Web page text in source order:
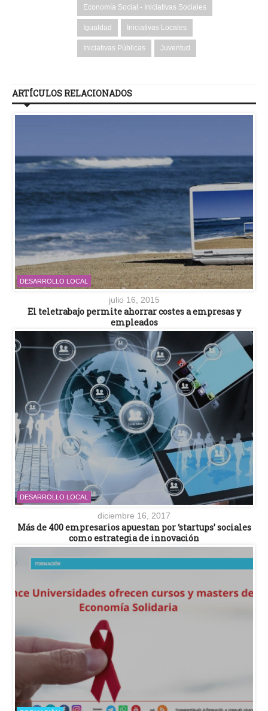
Economía Social - Iniciativas Sociales
Igualdad Iniciativas Locales
Iniciativas Públicas Juventud
ARTÍCULOS RELACIONADOS
DESARROLLO LOCAL
julio 16, 2015
El teletrabajo permite ahorrar costes a empresas y
empleados
DESARROLLO LOCAL
diciembre 16, 2017
Más de 400 empresarios apuestan por ‘startups’ sociales
como estrategia de innovación